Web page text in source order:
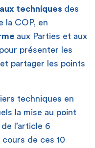
techniques des
la COP, en
aux Parties et aux
présenter les
partager les points
techniques en
la mise au point
l’article 6
de ces 10